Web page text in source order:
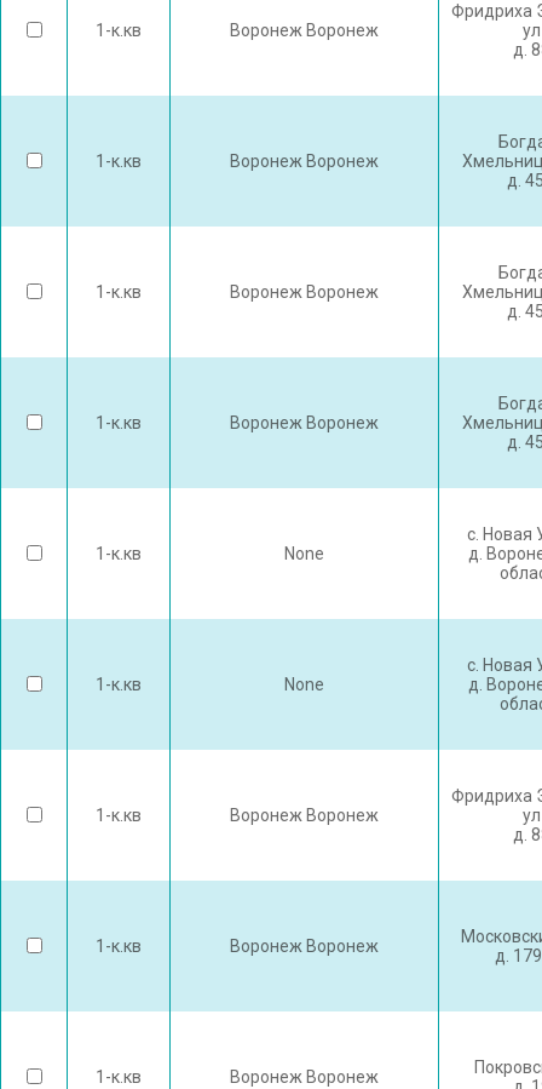
1-к.кв Воронеж Воронеж
Фридриха
ул
д.
1-к.кв Воронеж Воронеж
д.
1-к.кв Воронеж Воронеж
д.
1-к.кв Воронеж Воронеж
д.
1-к.кв None
с. Новая
д.
1-к.кв None
с. Новая
д.
1-к.кв Воронеж Воронеж
Фридриха
ул
д.
1-к.кв Воронеж Воронеж
д.
1-к.кв Воронеж Воронеж